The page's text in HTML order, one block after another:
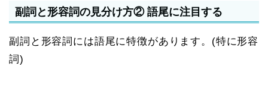
副詞と形容詞の見分け方② 語尾に注目する
副詞と形容詞には語尾に特徴があります。(特に形容
詞)